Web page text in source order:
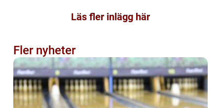
Läs fler inlägg här
Fler nyheter